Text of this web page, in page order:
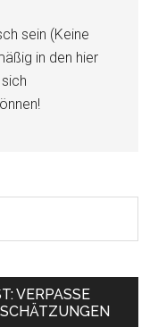
sein (Keine
in den hier
VERPASSE